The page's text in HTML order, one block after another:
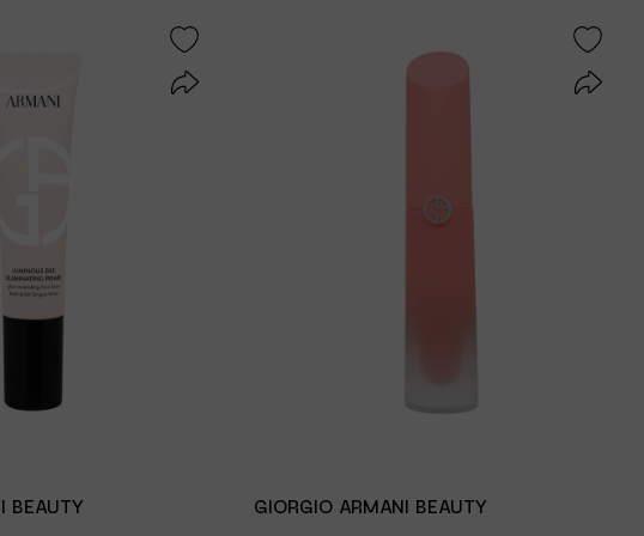
BEAUTY GIORGIO ARMANI BEAUTY